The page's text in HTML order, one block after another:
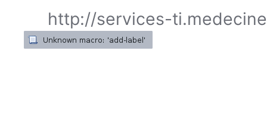
http://services-